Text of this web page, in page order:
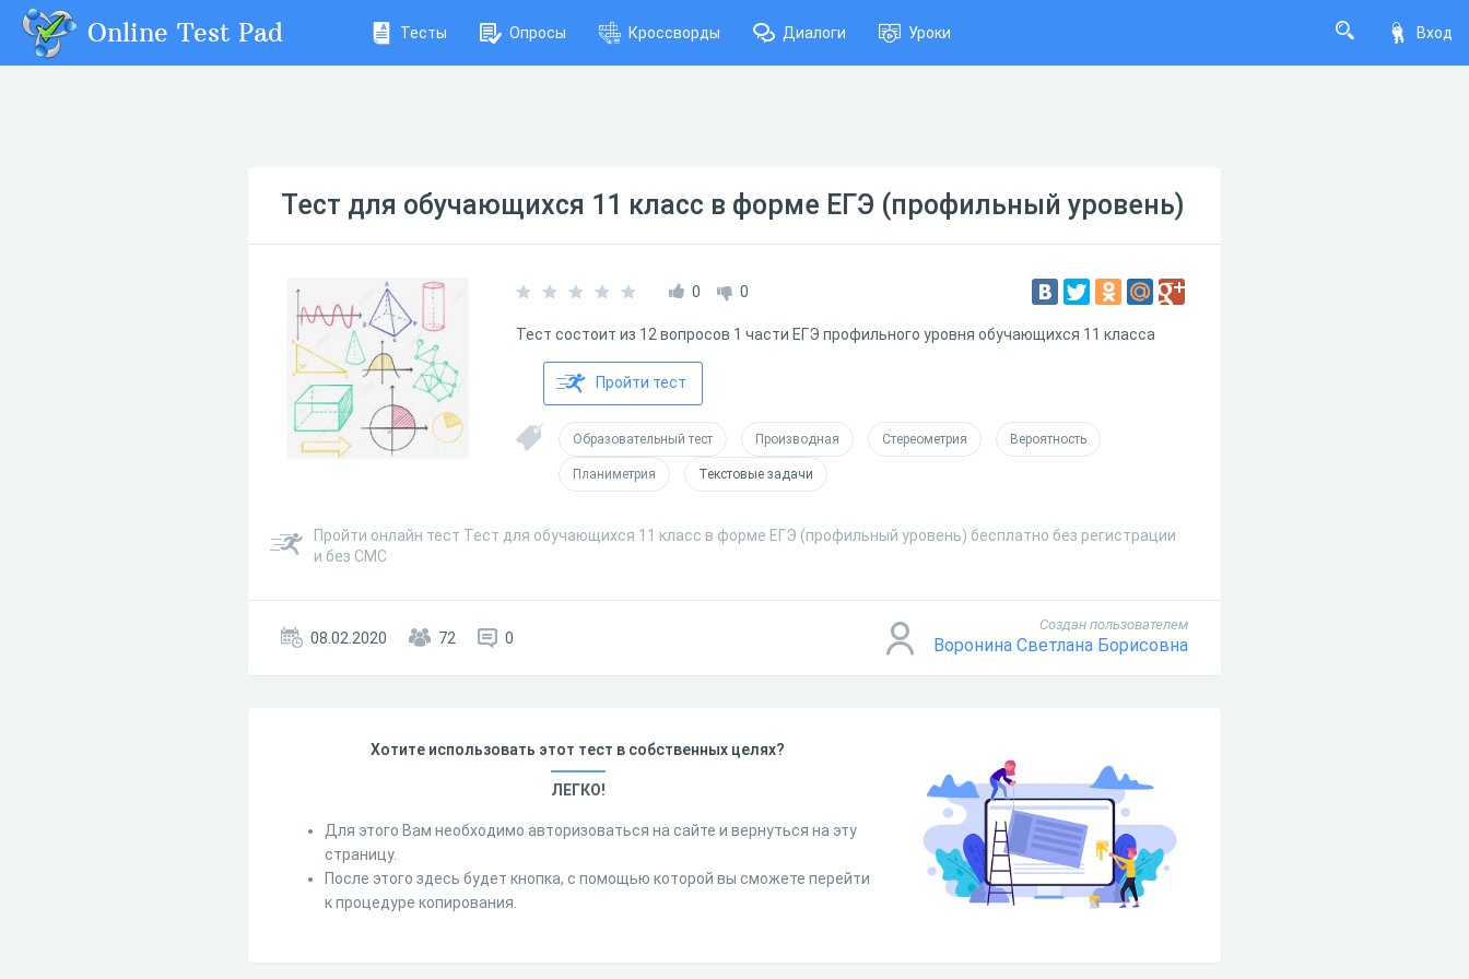
Вход
Online Test Pad Тесты Опросы Кроссворды Диалоги Уроки
Тест для обучающихся 11 класс в форме ЕГЭ (профильный уровень)
0 0
Тест состоит из 12 вопросов 1 части ЕГЭ профильного уровня обучающихся 11 класса
Пройти тест
Образовательный тест Производная Стереометрия Вероятность
Планиметрия Текстовые задачи
Пройти онлайн тест Тест для обучающихся 11 класс в форме ЕГЭ (профильный уровень) бесплатно без регистрации
и без СМС
08.02.2020 72 0
Создан пользователем
Воронина Светлана Борисовна
Хотите использовать этот тест в собственных целях?
ЛЕГКО!
Для этого Вам необходимо авторизоваться на сайте и вернуться на эту
страницу.
После этого здесь будет кнопка, с помощью которой вы сможете перейти
к процедуре копирования.